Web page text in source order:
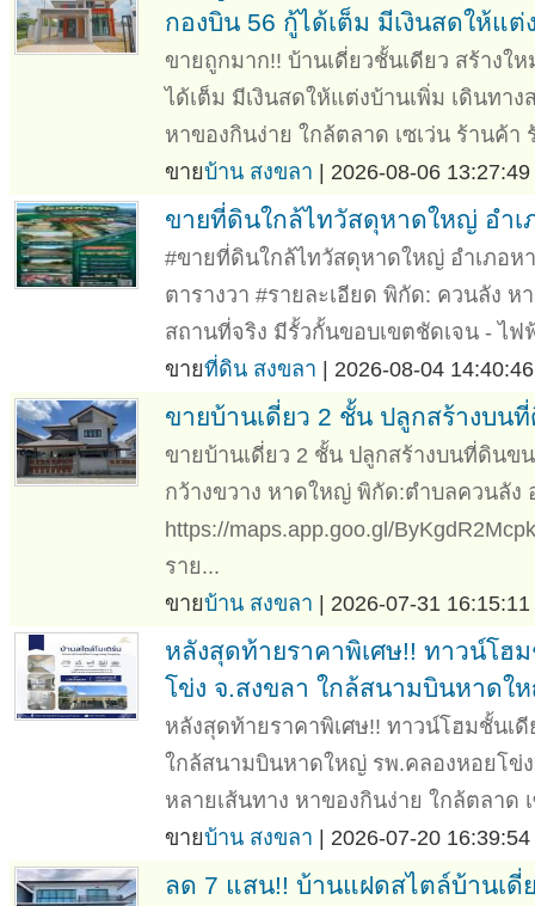
กองบิน 56 กู้ได้เต็ม มีเงินสดให้แต่
ขายถูกมาก!! บ้านเดี่ยวชั้นเดียว สร้าง
ได้เต็ม มีเงินสดให้แต่งบ้านเพิ่ม เดินทา
หาของกินง่าย ใกล้ตลาด เซเว่น ร้านค้า
ขายบ้าน สงขลา | 2026-08-06
ขายที่ดินใกล้ไทวัสดุหาดใหญ่ อำ
#ขายที่ดินใกล้ไทวัสดุหาดใหญ่ อำเภอห
ตารางวา #รายละเอียด พิกัด: ควนลัง
สถานที่จริง มีรั้วกั้นขอบเขตชัดเจน - ไฟ
ขายที่ดิน สงขลา | 2026-08-04
ขายบ้านเดี่ยว 2 ชั้น ปลูกสร้างบน
ขายบ้านเดี่ยว 2 ชั้น ปลูกสร้างบนที่ดินข
กว้างขวาง หาดใหญ่ พิกัด:ตำบลควนลัง
https://maps.app.goo.gl/
ราย...
ขายบ้าน สงขลา | 2026-07-31
หลังสุดท้ายราคาพิเศษ!! ทาวน์โฮ
โข่ง จ.สงขลา ใกล้สนามบินหาดใ
หลังสุดท้ายราคาพิเศษ!! ทาวน์โฮมชั้นเ
ใกล้สนามบินหาดใหญ่ รพ.คลองหอยโข่
หลายเส้นทาง หาของกินง่าย ใกล้ตลาด
ขายบ้าน สงขลา | 2026-07-20
ลด 7 แสน!! บ้านแฝดสไตล์บ้านเ